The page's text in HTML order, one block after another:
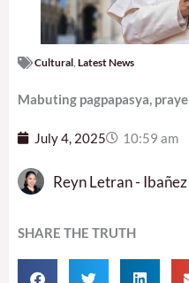
Cultural Latest News
Mabuting pagpapasya,
July 4, 2025 10:59 am
Reyn Letran - Ibañez
SHARE THE TRUTH